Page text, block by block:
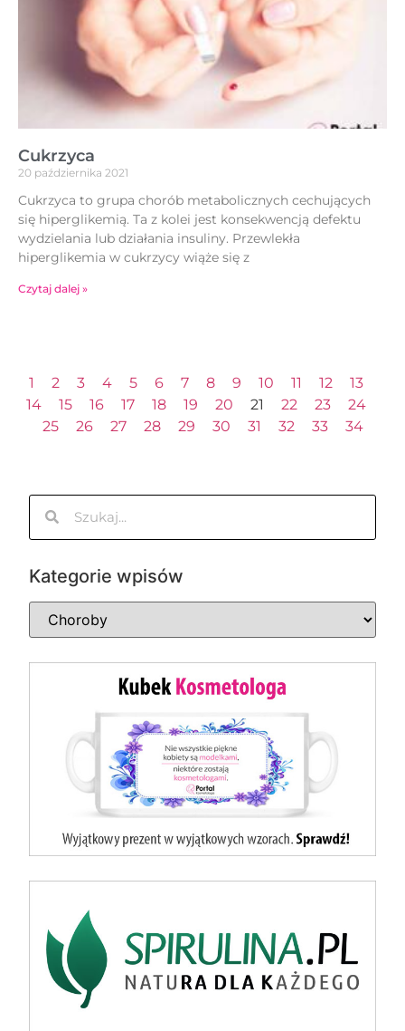
Cukrzyca
20 października 2021
Cukrzyca to grupa chorób metabolicznych cechujących
się hiperglikemią. Ta z kolei jest konsekwencją defektu
wydzielania lub działania insuliny. Przewlekła
hiperglikemia w cukrzycy wiąże się z
Czytaj dalej »
1 2 3 4 5 6 7 8 9 10 11 12
13
14
15 16 17 18 19 20 21 22 23
24
25
26 27 28 29 30 31 32 33 34
Kategorie wpisów